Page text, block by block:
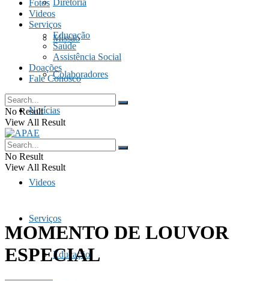
Diretoria
Missão
Colaboradores
Notícias
Fotos
Videos
Serviços
Educação
Fotos
Videos
Serviços
Educação
Saúde
Assistência Social
Doações
Fale Conosco
No Result
View All Result
No Result
View All Result
MOMENTO DE LOUVOR
ESPECIAL